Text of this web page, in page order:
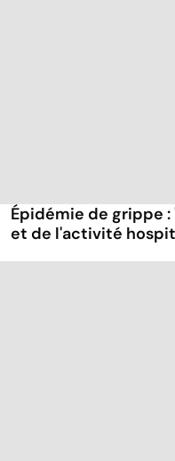
Épidémie de grippe
et de l'activité